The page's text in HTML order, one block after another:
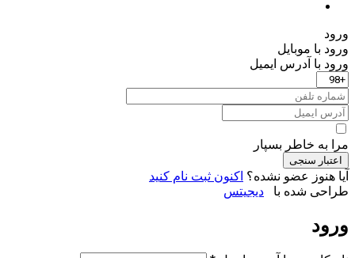
ورود
ورود با موبایل
ورود با ‫آدرس ایمیل
مرا به خاطر بسپار
اعتبار سنجی
آیا هنوز عضو نشده؟ اکنون ثبت نام کنید
طراحی شده با
دیجیتس
ورود